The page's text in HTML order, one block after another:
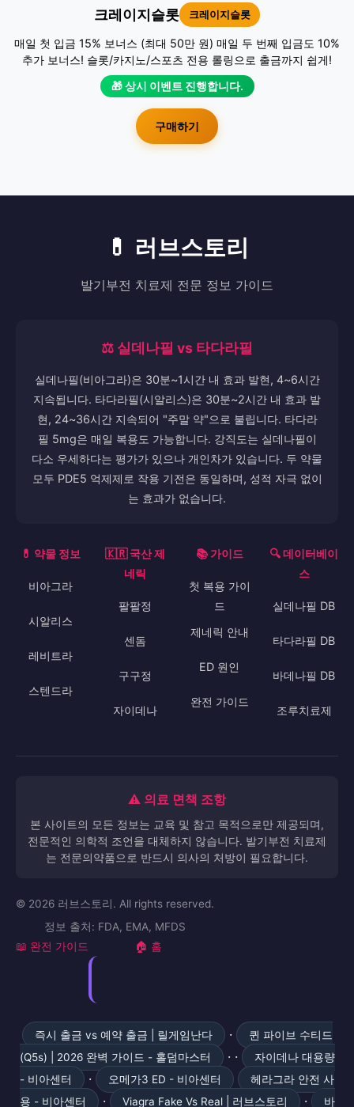
크레이지슬롯 크레이지슬롯
매일 첫 입금 15% 보너스 (최대 50만 원) 매일 두 번째 입금도 10%
추가 보너스! 슬롯/카지노/스포츠 전용 롤링으로 출금까지 쉽게!
🎁 상시 이벤트 진행합니다.
구매하기
💊 러브스토리
발기부전 치료제 전문 정보 가이드
⚖️ 실데나필 vs 타다라필
실데나필(비아그라)은 30분~1시간 내 효과 발현, 4~6시간
지속됩니다. 타다라필(시알리스)은 30분~2시간 내 효과 발
현, 24~36시간 지속되어 "주말 약"으로 불립니다. 타다라
필 5mg은 매일 복용도 가능합니다. 강직도는 실데나필이
다소 우세하다는 평가가 있으나 개인차가 있습니다. 두 약물
모두 PDE5 억제제로 작용 기전은 동일하며, 성적 자극 없이
는 효과가 없습니다.
💊 약물 정보
비아그라
시알리스
레비트라
스텐드라
🇰🇷 국산 제
네릭
팔팔정
센돔
구구정
자이데나
📚 가이드
첫 복용 가이
드
제네릭 안내
ED 원인
완전 가이드
🔍 데이터베이
스
실데나필 DB
타다라필 DB
바데나필 DB
조루치료제
⚠️ 의료 면책 조항
본 사이트의 모든 정보는 교육 및 참고 목적으로만 제공되며,
전문적인 의학적 조언을 대체하지 않습니다. 발기부전 치료제
는 전문의약품으로 반드시 의사의 처방이 필요합니다.
© 2026 러브스토리. All rights reserved.
정보 출처: FDA, EMA, MFDS
📖 완전 가이드 🏠 홈
즉시 출금 vs 예약 출금 | 릴게임난다 ·
퀸 파이브 수티드
(Q5s) | 2026 완벽 가이드 - 홀덤마스터
· ·
자이데나 대용량
- 비아센터
· 오메가3 ED - 비아센터
헤라그라 안전 사
용 - 비아센터
· Viagra Fake Vs Real | 러브스토리 · 바